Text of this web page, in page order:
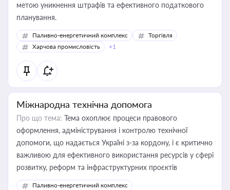
метою уникнення штрафів та ефективного податкового
планування.
Паливно-енергетичний комплекс
Торгівля
Харчова промисловість
+1
Міжнародна технічна допомога
Про що тема: Тема охоплює процеси правового
оформлення, адміністрування і контролю технічної
допомоги, що надається Україні з-за кордону, і є критично
важливою для ефективного використання ресурсів у сфері
розвитку, реформ та інфраструктурних проєктів
Паливно-енергетичний комплекс